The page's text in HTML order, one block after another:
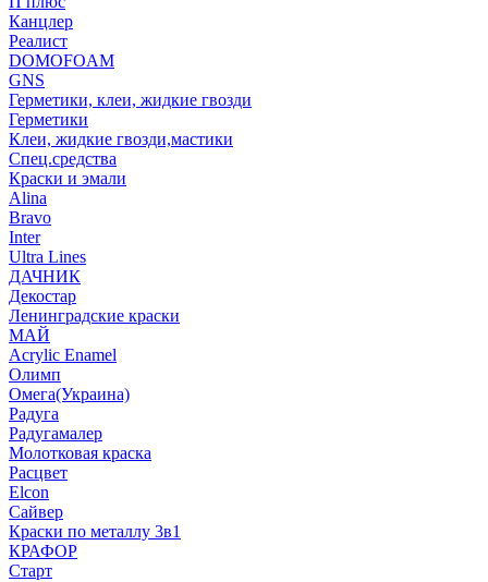
Канцлер
Реалист
DOMOFOAM
GNS
Герметики, клеи, жидкие гвозди
Герметики
Клеи, жидкие гвозди,мастики
Спец.средства
Краски и эмали
Alina
Bravo
Inter
Ultra Lines
ДАЧНИК
Декостар
Ленинградские краски
МАЙ
Acrylic Enamel
Олимп
Омега(Украина)
Радуга
Радугамалер
Молотковая краска
Расцвет
Elcon
Сайвер
Краски по металлу 3в1
КРАФОР
Старт